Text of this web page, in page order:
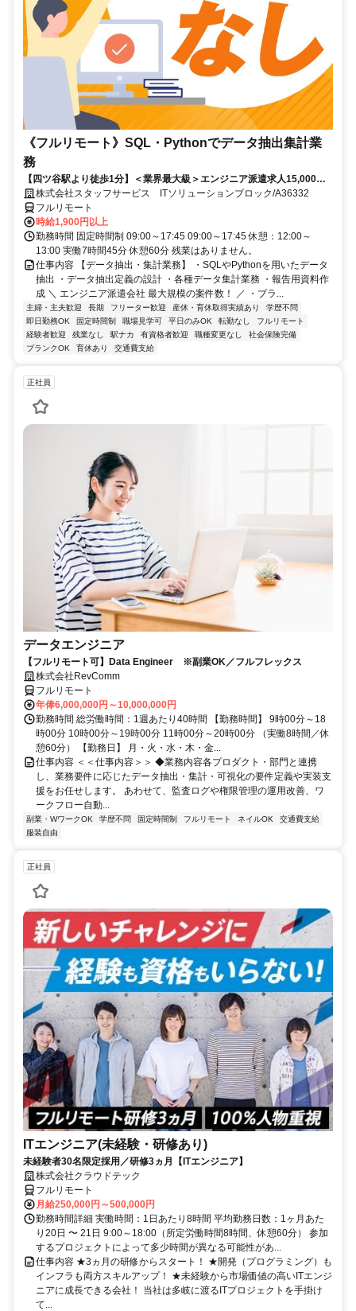
《フルリモート》SQL・Pythonでデータ抽出集計業
務
【四ツ谷駅より徒歩1分】＜業界最大級＞エンジニア派遣求人15,000件
以上◎ 来社不要のカンタン登録→最短2日で就業可能！！
株式会社スタッフサービス ITソリューションブロック/A36332
フルリモート
時給1,900円以上
勤務時間 固定時間制 09:00～17:45 09:00～17:45 休憩：12:00～
13:00 実働7時間45分 休憩60分 残業はありません。
仕事内容 【データ抽出・集計業務】 ・SQLやPythonを用いたデータ
抽出 ・データ抽出定義の設計 ・各種データ集計業務 ・報告用資料作
成 ＼ エンジニア派遣会社 最大規模の案件数！ ／ ・ブラ...
主婦・主夫歓迎 長期 フリーター歓迎 産休・育休取得実績あり
学歴不問
即日勤務OK
固定時間制 職場見学可 平日のみOK 転勤なし
フルリモート
経験者歓迎
残業なし 駅ナカ 有資格者歓迎 職種変更なし
社会保険完備
ブランクOK
育休あり 交通費支給
正社員
データエンジニア
【フルリモート可】Data Engineer ※副業OK／フルフレックス
株式会社RevComm
フルリモート
年俸6,000,000円～10,000,000円
勤務時間 総労働時間：1週あたり40時間 【勤務時間】 9時00分～18
時00分 10時00分～19時00分 11時00分～20時00分 （実働8時間／休
憩60分） 【勤務日】 月・火・水・木・金...
仕事内容 ＜＜仕事内容＞＞ ◆業務内容各プロダクト・部門と連携
し、業務要件に応じたデータ抽出・集計・可視化の要件定義や実装支
援をお任せします。 あわせて、監査ログや権限管理の運用改善、ワ
ークフロー自動...
副業・WワークOK 学歴不問 固定時間制 フルリモート ネイルOK
交通費支給
服装自由
正社員
ITエンジニア(未経験・研修あり)
未経験者30名限定採用／研修3ヵ月【ITエンジニア】
株式会社クラウドテック
フルリモート
月給250,000円～500,000円
勤務時間詳細 実働時間：1日あたり8時間 平均勤務日数：1ヶ月あた
り20日 〜 21日 9:00～18:00（所定労働時間8時間、休憩60分） 参加
するプロジェクトによって多少時間が異なる可能性があ...
仕事内容 ★3ヵ月の研修からスタート！ ★開発（プログラミング）も
インフラも両方スキルアップ！ ★未経験から市場価値の高いITエンジ
ニアに成長できる会社！ 当社は多岐に渡るITプロジェクトを手掛け
て...